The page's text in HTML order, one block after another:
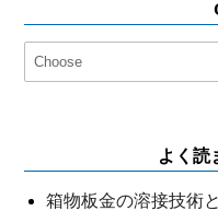
よく読
箱物板金の溶接技術